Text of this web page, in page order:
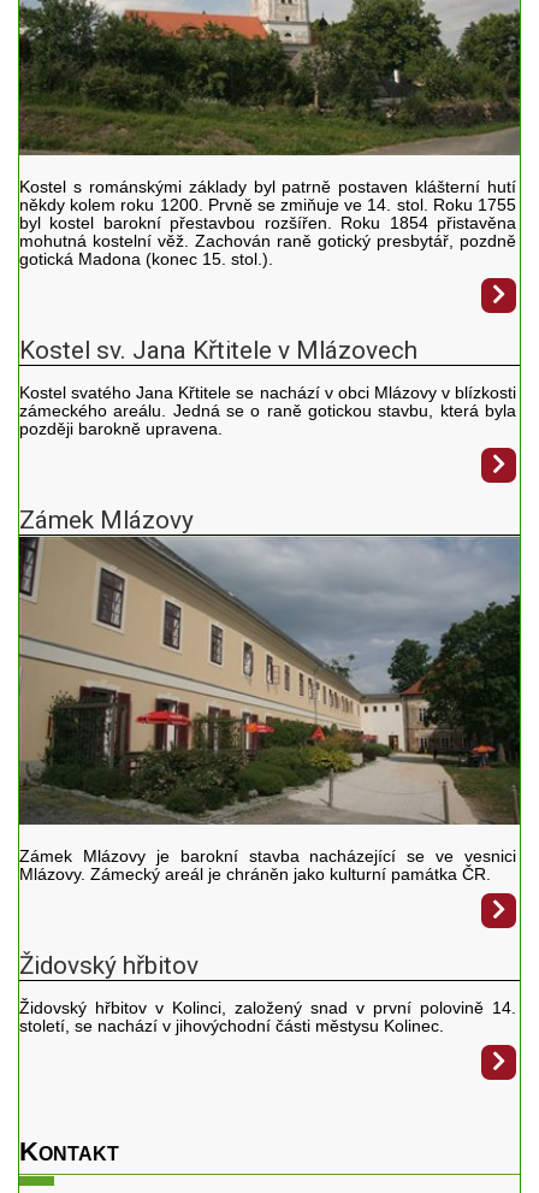
Kostel s románskými základy byl patrně postaven klášterní hutí
někdy kolem roku 1200. Prvně se zmiňuje ve 14. stol. Roku 1755
byl kostel barokní přestavbou rozšířen. Roku 1854 přistavěna
mohutná kostelní věž. Zachován raně gotický presbytář, pozdně
gotická Madona (konec 15. stol.).
Kostel sv. Jana Křtitele v Mlázovech
Kostel svatého Jana Křtitele se nachází v obci Mlázovy v blízkosti
zámeckého areálu. Jedná se o raně gotickou stavbu, která byla
později barokně upravena.
Zámek Mlázovy
Zámek Mlázovy je barokní stavba nacházející se ve vesnici
Mlázovy. Zámecký areál je chráněn jako kulturní památka ČR.
Židovský hřbitov
Židovský hřbitov v Kolinci, založený snad v první polovině 14.
století, se nachází v jihovýchodní části městysu Kolinec.
Kontakt